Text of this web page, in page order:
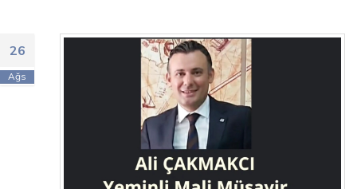
26
Ağs